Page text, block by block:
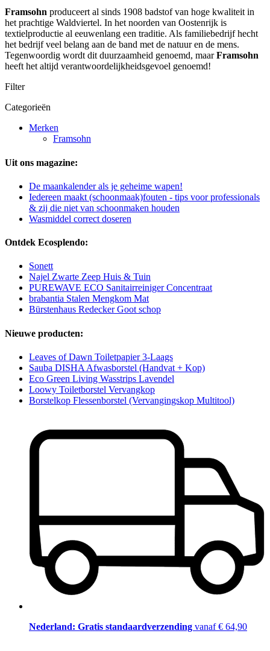
Framsohn produceert al sinds 1908 badstof van hoge kwaliteit in
het prachtige Waldviertel. In het noorden van Oostenrijk is
textielproductie al eeuwenlang een traditie. Als familiebedrijf hecht
het bedrijf veel belang aan de band met de natuur en de mens.
Tegenwoordig wordt dit duurzaamheid genoemd, maarFramsohn
heeft het altijd verantwoordelijkheidsgevoel genoemd!
Filter
Categorieën
Merken
Framsohn
Uit ons magazine:
De maankalender als je geheime wapen!
Iedereen maakt (schoonmaak)fouten - tips voor professionals
& zij die niet van schoonmaken houden
Wasmiddel correct doseren
Ontdek Ecosplendo:
Sonett
Najel Zwarte Zeep Huis & Tuin
PUREWAVE ECO Sanitairreiniger Concentraat
brabantia Stalen Mengkom Mat
Bürstenhaus Redecker Goot schop
Nieuwe producten:
Leaves of Dawn Toiletpapier 3-Laags
Sauba DISHA Afwasborstel (Handvat + Kop)
Eco Green Living Wasstrips Lavendel
Loowy Toiletborstel Vervangkop
Borstelkop Flessenborstel (Vervangingskop Multitool)
Nederland: Gratis standaardverzending vanaf € 64,90